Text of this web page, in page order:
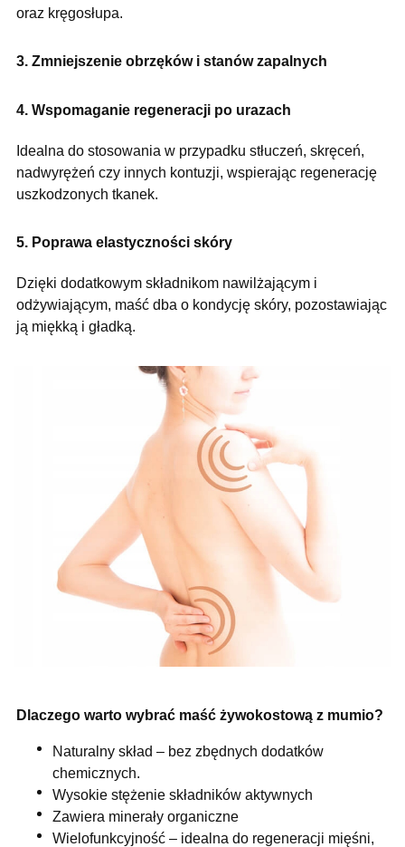
oraz kręgosłupa.
3. Zmniejszenie obrzęków i stanów zapalnych
4. Wspomaganie regeneracji po urazach
Idealna do stosowania w przypadku stłuczeń, skręceń,
nadwyrężeń czy innych kontuzji, wspierając regenerację
uszkodzonych tkanek.
5. Poprawa elastyczności skóry
Dzięki dodatkowym składnikom nawilżającym i
odżywiającym, maść dba o kondycję skóry, pozostawiając
ją miękką i gładką.
Dlaczego warto wybrać maść żywokostową z mumio?
Naturalny skład – bez zbędnych dodatków
chemicznych.
Wysokie stężenie składników aktywnych
Zawiera minerały organiczne
Wielofunkcyjność – idealna do regeneracji mięśni,